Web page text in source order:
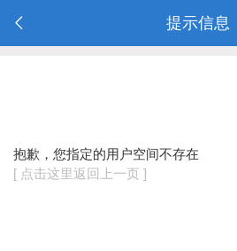
提示信息
抱歉，您指定的用户空间不存在
[ 点击这里返回上一页 ]